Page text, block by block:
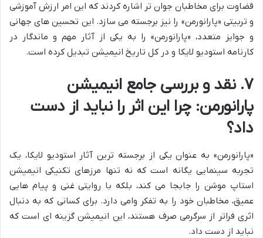
قضاوت برای مخاطبان جوان تر اشاره کردند که این امر ارزش آموزشی
و تربیتی «پارانورمن» را نیز برجسته می سازد. این تحسین های جهانی
و جوایز متعدد، «پارانورمن» را به یکی از آثار مهم و ماندگار در
کارنامه استودیو لایکا و در کل تاریخ انیمیشن تبدیل کرده است.
۷. نقد و بررسی جامع انیمیشن
پارانورمن: چرا این اثر را نباید از دست
داد؟
«پارانورمن» به عنوان یکی از برجسته ترین آثار استودیو لایکا، یک
تجربه سینمایی یگانه است که نه تنها مرزهای تکنیکی انیمیشن
استاپ موشن را جابجا می کند، بلکه با روایتی غنی و پیام هایی
عمیق، مخاطبان خود را به تفکر وامی دارد. برای کسانی که به دنبال
اثری فراتر از سرگرمی صرف هستند، این انیمیشن گزینه ای است که
نباید از دست داد.